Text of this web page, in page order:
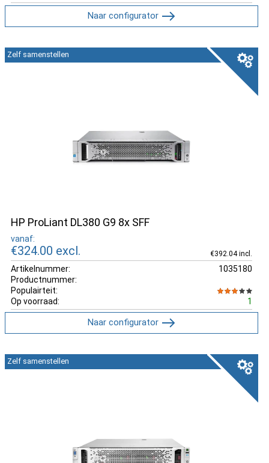
Naar configurator
HP ProLiant DL380 G9 8x SFF
vanaf:
€324.00 excl. €392.04 incl.
Artikelnummer:
1035180
Productnummer:
Populairteit:
Op voorraad:
1
Zelf samenstellen
Naar configurator
Zelf samenstellen